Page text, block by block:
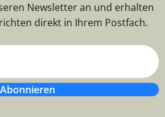
Newsletter an und erhalten
direkt in Ihrem Postfach.
Abonnieren